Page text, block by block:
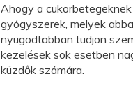
Ahogy a
gyógyszerek, melyek
nyugodtabban tudjon
kezelések sok esetben
küzdők számára.